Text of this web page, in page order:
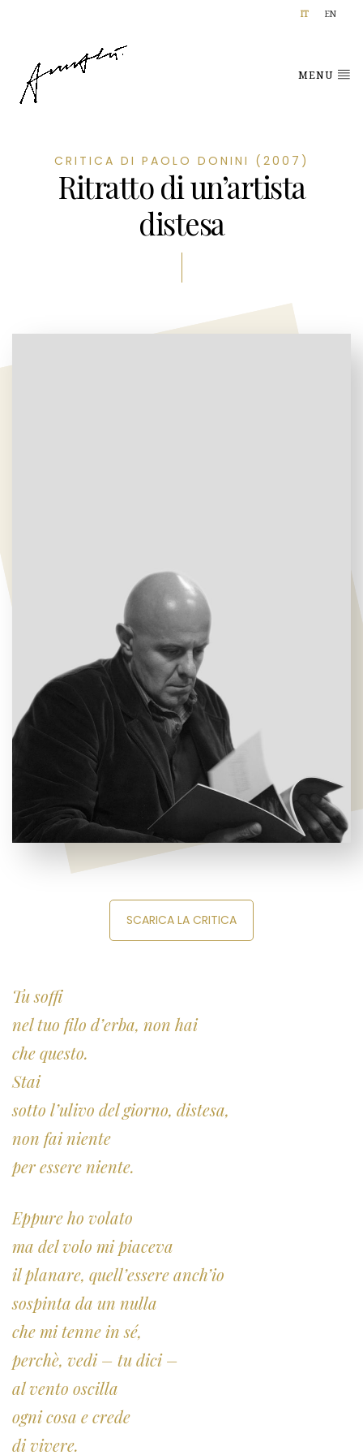
IT EN
MENU
CRITICA DI PAOLO DONINI (2007)
Ritratto di un’artista
distesa
SCARICA LA CRITICA
Tu soffi
nel tuo filo d’erba, non hai
che questo.
Stai
sotto l’ulivo del giorno, distesa,
non fai niente
per essere niente.
Eppure ho volato
ma del volo mi piaceva
il planare, quell’essere anch’io
sospinta da un nulla
che mi tenne in sé,
perchè, vedi – tu dici –
al vento oscilla
ogni cosa e crede
di vivere.